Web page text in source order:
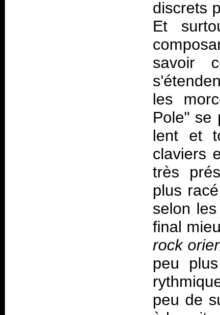
discrets
Et
savoir
les
Pole" se
lent et
claviers
très
plus
selon
final
rock
peu
peu de